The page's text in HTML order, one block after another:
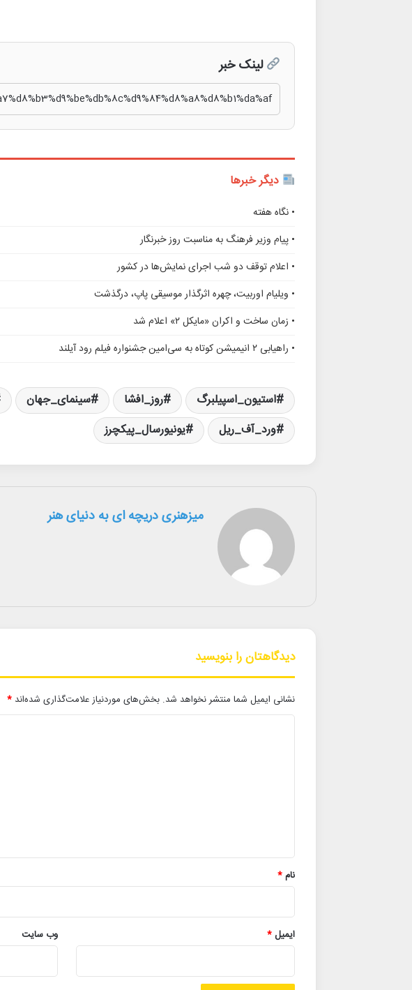
لینک خبر
دیگر خبرها
• نگاه هفته
• پیام وزیر فرهنگ به مناسبت روز خبرنگار
• اعلام توقف دو شب اجرای نمایش‌ها در کشور
• ویلیام اوربیت، چهره اثرگذار موسیقی پاپ، درگذشت
• زمان ساخت و اکران «مایکل ۲» اعلام شد
• راهیابی ۲ انیمیشن کوتاه به سی‌امین جشنواره فیلم رود آیلند
استیون_اسپیلبرگ روز_افشا سینمای_جهان
ورد_آف_ریل
یونیورسال_پیکچرز
میزهنری دریچه ای به دنیای هنر
دیدگاهتان را بنویسید
نشانی ایمیل شما منتشر نخواهد شد. بخش‌های موردنیاز علامت‌گذاری شده‌اند *
نام*
ایمیل* وب‌ سایت